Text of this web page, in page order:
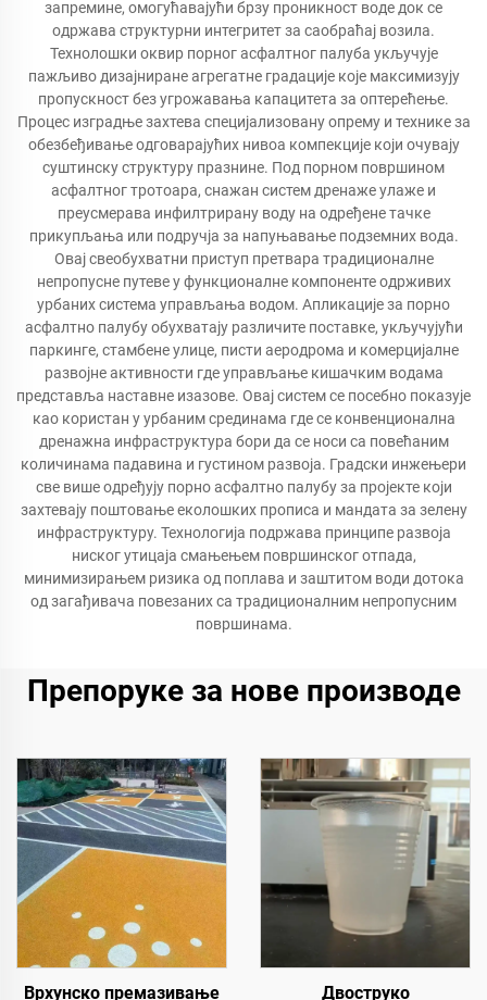
запремине, омогућавајући брзу проникност воде док се
одржава структурни интегритет за саобраћај возила.
Технолошки оквир порног асфалтног палуба укључује
пажљиво дизајниране агрегатне градације које максимизују
пропускност без угрожавања капацитета за оптерећење.
Процес изградње захтева специјализовану опрему и технике за
обезбеђивање одговарајућих нивоа компекције који очувају
суштинску структуру празнине. Под порном површином
асфалтног тротоара, снажан систем дренаже улаже и
преусмерава инфилтрирану воду на одређене тачке
прикупљања или подручја за напуњавање подземних вода.
Овај свеобухватни приступ претвара традиционалне
непропусне путеве у функционалне компоненте одрживих
урбаних система управљања водом. Апликације за порно
асфалтно палубу обухватају различите поставке, укључујући
паркинге, стамбене улице, писти аеродрома и комерцијалне
развојне активности где управљање кишачким водама
представља наставне изазове. Овај систем се посебно показује
као користан у урбаним срединама где се конвенционална
дренажна инфраструктура бори да се носи са повећаним
количинама падавина и густином развоја. Градски инжењери
све више одређују порно асфалтно палубу за пројекте који
захтевају поштовање еколошких прописа и мандата за зелену
инфраструктуру. Технологија подржава принципе развоја
ниског утицаја смањењем површинског отпада,
минимизирањем ризика од поплава и заштитом води дотока
од загађивача повезаних са традиционалним непропусним
површинама.
Препоруке за нове производе
Врхунско премазивање
Двоструко